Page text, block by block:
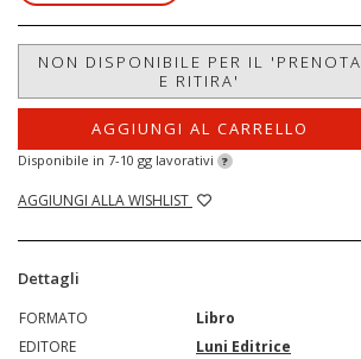
NON DISPONIBILE PER IL 'PRENOTA
E RITIRA'
AGGIUNGI AL CARRELLO
Disponibile in 7-10 gg lavorativi ?
AGGIUNGI ALLA WISHLIST
Dettagli
FORMATO
Libro
EDITORE
Luni Editrice